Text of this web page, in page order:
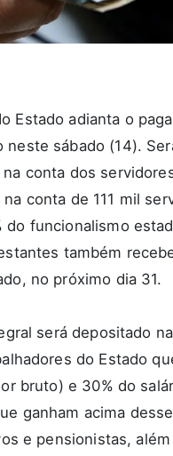
Estado adianta o
neste sábado (14).
conta dos
conta de 111 mil
do funcionalismo
também
no próximo dia 31.
será depositado
do Estado
bruto) e 30% do
ganham acima
e pensionistas,